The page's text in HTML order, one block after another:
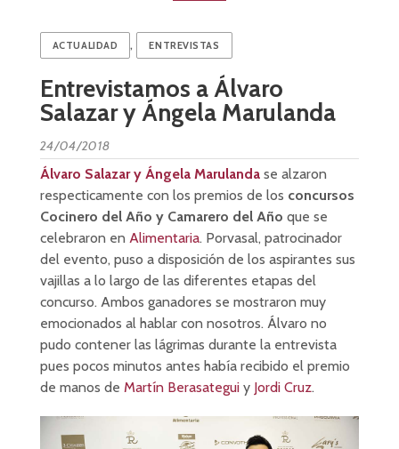
ACTUALIDAD , ENTREVISTAS
Entrevistamos a Álvaro
Salazar y Ángela Marulanda
24/04/2018
Álvaro Salazar y Ángela Marulanda se alzaron
respecticamente con los premios de los concursos
Cocinero del Año y Camarero del Año que se
celebraron en Alimentaria. Porvasal, patrocinador
del evento, puso a disposición de los aspirantes sus
vajillas a lo largo de las diferentes etapas del
concurso. Ambos ganadores se mostraron muy
emocionados al hablar con nosotros. Álvaro no
pudo contener las lágrimas durante la entrevista
pues pocos minutos antes había recibido el premio
de manos de Martín Berasateguiy Jordi Cruz.